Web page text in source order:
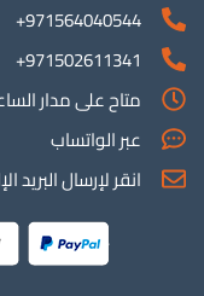
971564040544+
971502611341+
متاح على مدار
عبر الواتساب
انقر لإرسال البريد